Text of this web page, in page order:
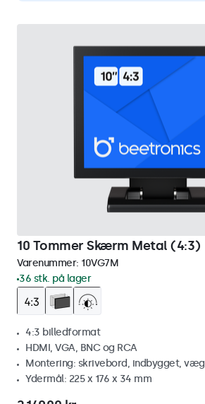
10 Tommer Skærm Metal (4:3)
Varenummer: 10VG7M
36 stk. på lager
4:3 billedformat
HDMI, VGA, BNC og RCA
Montering: skrivebord, indbygget, væg
Ydermål: 225 x 176 x 34 mm